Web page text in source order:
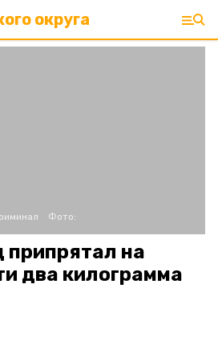
округа
Фото:
припрятал на
два килограмма